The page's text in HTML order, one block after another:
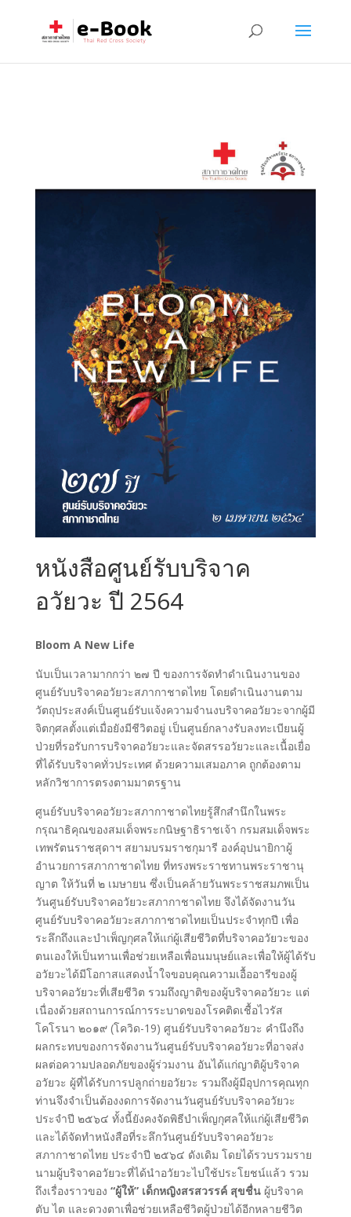
หนังสือศูนย์รับบริจาค
อวัยวะ ปี 2564
Bloom A New Life
นับเป็นเวลามากกว่า ๒๗ ปี ของการจัดทำดำเนินงานของ
ศูนย์รับบริจาคอวัยวะสภากาชาดไทย โดยดำเนินงานตาม
วัตถุประสงค์เป็นศูนย์รับแจ้งความจำนงบริจาคอวัยวะจากผู้มี
จิตกุศลตั้งแต่เมื่อยังมีชีวิตอยู่ เป็นศูนย์กลางรับลงทะเบียนผู้
ป่วยที่รอรับการบริจาคอวัยวะและจัดสรรอวัยวะและเนื้อเยื่อ
ที่ได้รับบริจาคทั่วประเทศ ด้วยความเสมอภาค ถูกต้องตาม
หลักวิชาการตรงตามมาตรฐาน
ศูนย์รับบริจาคอวัยวะสภากาชาดไทยรู้สึกสำนึกในพระ
กรุณาธิคุณของสมเด็จพระกนิษฐาธิราชเจ้า กรมสมเด็จพระ
เทพรัตนราชสุดาฯ สยามบรมราชกุมารี องค์อุปนายิกาผู้
อำนวยการสภากาชาดไทย ที่ทรงพระราชทานพระราชานุ
ญาต ให้วันที่ ๒ เมษายน ซึ่งเป็นคล้ายวันพระราชสมภพเป็น
วันศูนย์รับบริจาคอวัยวะสภากาชาดไทย จึงได้จัดงานวัน
ศูนย์รับบริจาคอวัยวะสภากาชาดไทยเป็นประจำทุกปี เพื่อ
ระลึกถึงและบำเพ็ญกุศลให้แก่ผู้เสียชีวิตที่บริจาคอวัยวะของ
ตนเองให้เป็นทานเพื่อช่วยเหลือเพื่อนมนุษย์และเพื่อให้ผู้ได้รับ
อวัยวะได้มีโอกาสแสดงนํ้าใจขอบคุณความเอื้ออารีของผู้
บริจาคอวัยวะที่เสียชีวิต รวมถึงญาติของผู้บริจาคอวัยวะ แต่
เนื่องด้วยสถานการณ์การระบาดของโรคติดเชื้อไวรัส
โคโรนา ๒๐๑๙ (โควิด-19) ศูนย์รับบริจาคอวัยวะ คำนึงถึง
ผลกระทบของการจัดงานวันศูนย์รับบริจาคอวัยวะที่อาจส่ง
ผลต่อความปลอดภัยของผู้ร่วมงาน อันได้แก่ญาติผู้บริจาค
อวัยวะ ผู้ที่ได้รับการปลูกถ่ายอวัยวะ รวมถึงผู้มีอุปการคุณทุก
ท่านจึงจำเป็นต้องงดการจัดงานวันศูนย์รับบริจาคอวัยวะ
ประจำปี ๒๕๖๔ ทั้งนี้ยังคงจัดพิธีบำเพ็ญกุศลให้แก่ผู้เสียชีวิต
และได้จัดทำหนังสือที่ระลึกวันศูนย์รับบริจาคอวัยวะ
สภากาชาดไทย ประจำปี ๒๕๖๔ ดังเดิม โดยได้รวบรวมราย
นามผู้บริจาคอวัยวะที่ได้นำอวัยวะไปใช้ประโยชน์แล้ว รวม
ถึงเรื่องราวของ “ผู้ให้” เด็กหญิงสรสวรรค์ สุขชื่นผู้บริจาค
ตับ ไต และดวงตาเพื่อช่วยเหลือชีวิตผู้ป่วยได้อีกหลายชีวิต